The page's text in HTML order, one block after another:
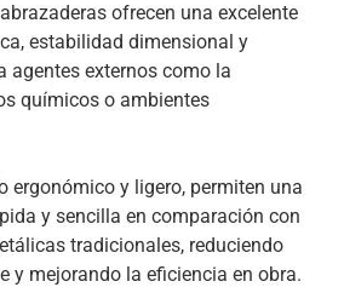
ofrecen una excelente
estabilidad dimensional y
agentes externos como la
químicos o ambientes
ergonómico y ligero, permiten una
y sencilla en comparación con
tradicionales, reduciendo
y mejorando la eficiencia en obra.